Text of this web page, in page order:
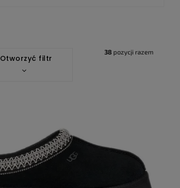
38 pozycji razem
Otworzyć filtr